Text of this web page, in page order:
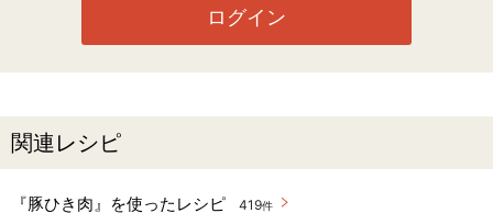
ログイン
関連レシピ
『豚ひき肉』を使ったレシピ 419件